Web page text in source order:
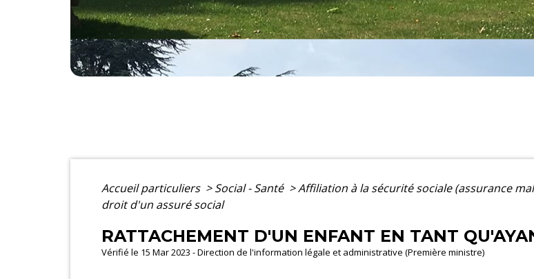
Accueil particuliers > Social - Santé >Affiliation à la sécurité sociale (assurance
droit d'un assuré social
RATTACHEMENT D'UN ENFANT EN TANT
Vérifié le 15 Mar 2023 - Direction de l'information légale et administrative (Première ministre)